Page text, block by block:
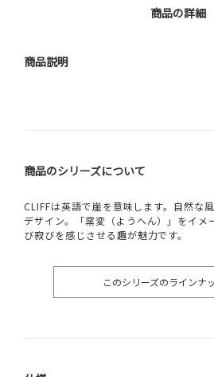
商品の詳細
商品説明
商品のシリーズについて
CLIFFは英語で崖を意味します。自然な
デザイン。「窯変（ようへん）」をイメ
び寂びを感じさせる趣が魅力です。
このシリーズのラインナ